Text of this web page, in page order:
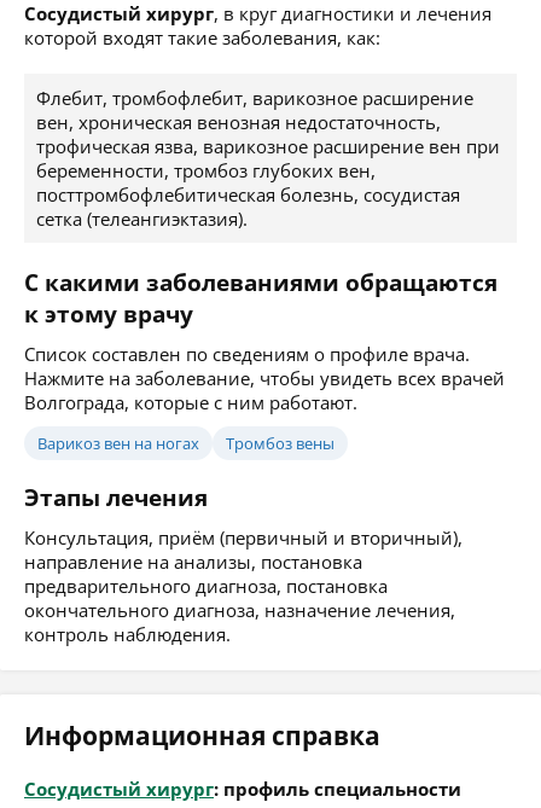
Сосудистый хирург, в круг диагностики и лечения
которой входят такие заболевания, как:
Флебит, тромбофлебит, варикозное расширение
вен, хроническая венозная недостаточность,
трофическая язва, варикозное расширение вен при
беременности, тромбоз глубоких вен,
посттромбофлебитическая болезнь, сосудистая
сетка (телеангиэктазия).
С какими заболеваниями обращаются
к этому врачу
Список составлен по сведениям о профиле врача.
Нажмите на заболевание, чтобы увидеть всех врачей
Волгограда, которые с ним работают.
Варикоз вен на ногах Тромбоз вены
Этапы лечения
Консультация, приём (первичный и вторичный),
направление на анализы, постановка
предварительного диагноза, постановка
окончательного диагноза, назначение лечения,
контроль наблюдения.
Информационная справка
Сосудистый хирург: профиль специальности